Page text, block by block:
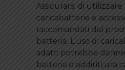
Assicurarsi di utilizzare
caricabatterie e
raccomandati dal
batteria. L’uso di
adatti potrebbe
batteria o addirittura